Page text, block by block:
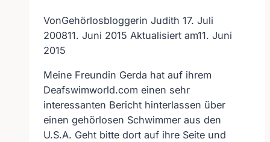
VonGehörlosbloggerin Judith 17. Juli
200811. Juni 2015 Aktualisiert am11. Juni
2015
Meine Freundin Gerda hat auf ihrem
Deafswimworld.com einen sehr
interessanten Bericht hinterlassen über
einen gehörlosen Schwimmer aus den
U.S.A. Geht bitte dort auf ihre Seite und